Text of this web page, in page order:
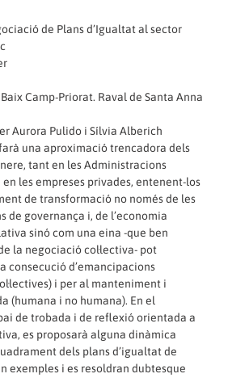
de Plans d’Igualtat al sector
Camp-Priorat. Raval de Santa Anna
Aurora Pulido i Sílvia Alberich
una aproximació trencadora dels
tant en les Administracions
en les empreses privades, entenent-los
de transformació no només de les
de governança i, de l’economia
sinó com una eina -que ben
la negociació col·lectiva- pot
consecució d’emancipacions
i per al manteniment i
(humana i no humana). En el
de trobada i de reflexió orientada a
es proposarà alguna dinàmica
dels plans d’igualtat de
exemples i es resoldran dubtesque